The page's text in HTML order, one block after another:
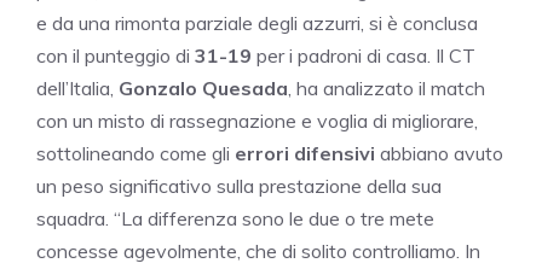
e da una rimonta parziale degli azzurri, si è conclusa
con il punteggio di 31-19 per i padroni di casa. Il CT
dell’Italia, Gonzalo Quesada , ha analizzato il match
con un misto di rassegnazione e voglia di migliorare,
sottolineando come gli errori difensivi abbiano avuto
un peso significativo sulla prestazione della sua
squadra. “La differenza sono le due o tre mete
concesse agevolmente, che di solito controlliamo. In